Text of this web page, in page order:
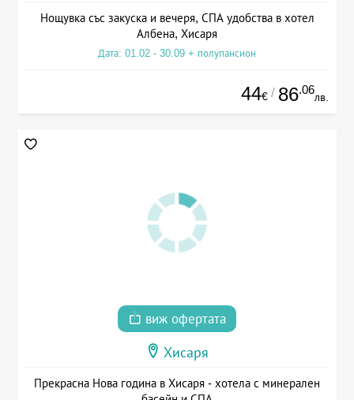
Нощувка със закуска и вечеря, СПА удобства в хотел
Албена, Хисаря
Дата: 01.02 - 30.09 + полупансион
44€ / 86.06
лв.
виж офертата
Хисаря
Прекрасна Нова година в Хисаря - хотела с минерален